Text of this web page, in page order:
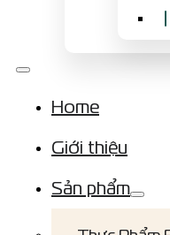
Home
Giới thiệu
Sản phẩm